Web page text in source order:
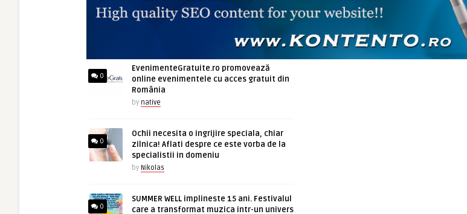
0
EvenimenteGratuite.ro promovează
online evenimentele cu acces gratuit din
România
by native
0
Ochii necesita o ingrijire speciala, chiar
zilnica! Aflati despre ce este vorba de la
specialistii in domeniu
by Nikolas
0
SUMMER WELL implineste 15 ani. Festivalul
care a transformat muzica intr-un univers
ARTICOLE ASEMANATOARE